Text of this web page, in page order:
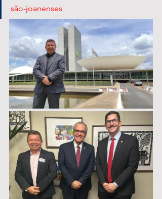
são-joanenses